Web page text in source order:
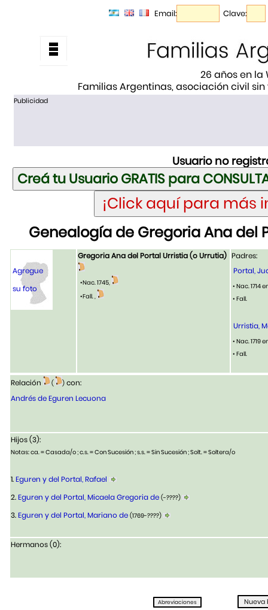
Email: Clave:
26 años en la
Familias Argentinas, asociación civil
Publicidad
Usuario no
Genealogía de Gregoria Ana del
Agregue
su foto
Gregoria Ana del Portal Urristia (o Urrutia)
•Nac. 1745,
•Fall. ,
Padres:
Portal,
• Nac. 1714
• Fall.
Urristia,
• Nac. 1719
• Fall.
Relación ( ) con:
Andrés de Eguren Lecuona
Hijos (3):
Notas: ca. = Casada/o ; c.s. = Con Sucesión ; s.s. = Sin Sucesión ; Solt. = Soltera/o
1.Eguren y del Portal, Rafael
2.Eguren y del Portal, Micaela Gregoria de (-????)
3.Eguren y del Portal, Mariano de (1769-????)
Hermanos (0):